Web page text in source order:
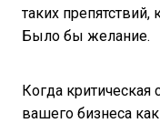
таких
Было бы желание.
Когда критическая
вашего бизнеса